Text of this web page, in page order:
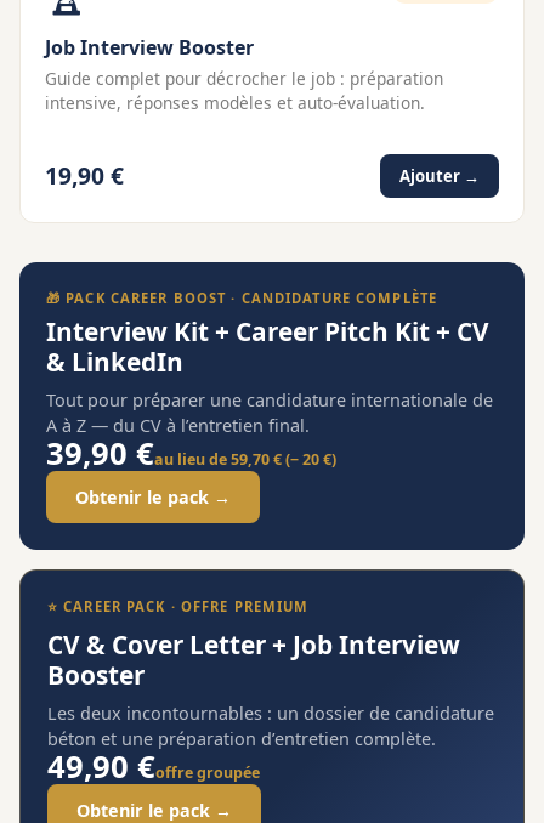
Job Interview Booster
Guide complet pour décrocher le job : préparation
intensive, réponses modèles et auto-évaluation.
19,90 € Ajouter →
🎁 PACK CAREER BOOST · CANDIDATURE COMPLÈTE
Interview Kit + Career Pitch Kit + CV
& LinkedIn
Tout pour préparer une candidature internationale de
A à Z — du CV à l’entretien final.
39,90 €au lieu de 59,70 € (− 20 €)
Obtenir le pack →
⭐ CAREER PACK · OFFRE PREMIUM
CV & Cover Letter + Job Interview
Booster
Les deux incontournables : un dossier de candidature
béton et une préparation d’entretien complète.
49,90 €offre groupée
Obtenir le pack →